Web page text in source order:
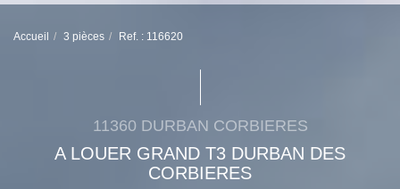
Accueil 3 pièces Ref. : 116620
11360 DURBAN CORBIERES
A LOUER GRAND T3 DURBAN DES
CORBIERES